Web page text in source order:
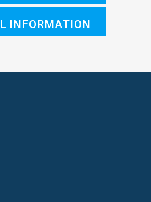
INFORMATION